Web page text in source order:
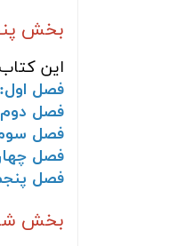
بخش
این
فصل اول:
فصل
فصل
فصل
فصل
بخش